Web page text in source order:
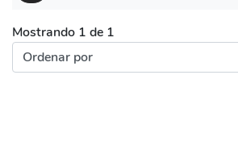
Mostrando 1 de 1